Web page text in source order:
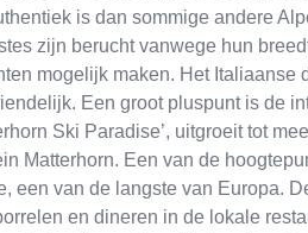
is dan sommige andere
zijn berucht vanwege hun
mogelijk maken. Het Italiaanse
Een groot pluspunt is de
Ski Paradise’, uitgroeit tot
Matterhorn. Een van de
een van de langste van Europa.
en dineren in de lokale